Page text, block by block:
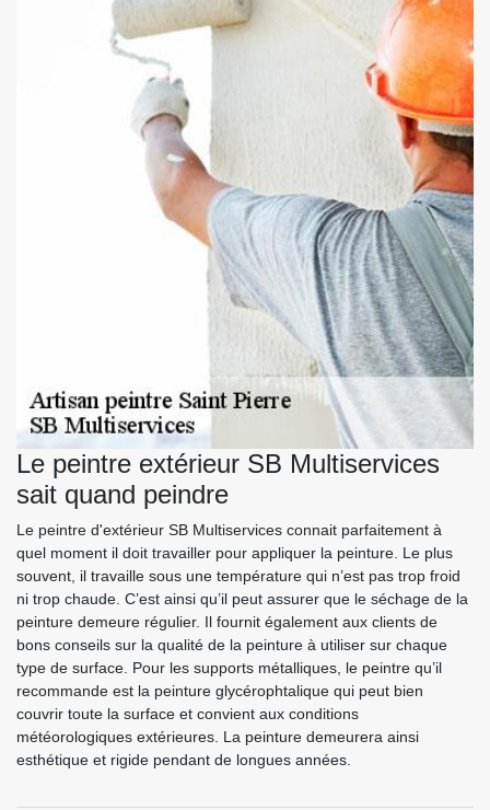
Le peintre extérieur SB Multiservices
sait quand peindre
Le peintre d'extérieur SB Multiservices connait parfaitement à
quel moment il doit travailler pour appliquer la peinture. Le plus
souvent, il travaille sous une température qui n’est pas trop froid
ni trop chaude. C’est ainsi qu’il peut assurer que le séchage de la
peinture demeure régulier. Il fournit également aux clients de
bons conseils sur la qualité de la peinture à utiliser sur chaque
type de surface. Pour les supports métalliques, le peintre qu’il
recommande est la peinture glycérophtalique qui peut bien
couvrir toute la surface et convient aux conditions
météorologiques extérieures. La peinture demeurera ainsi
esthétique et rigide pendant de longues années.